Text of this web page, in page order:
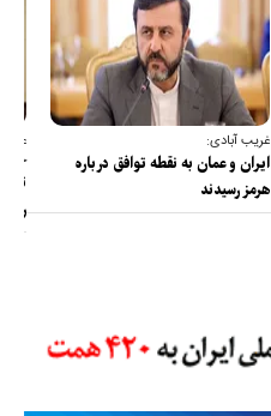
غریب آبادی:
ایران و عمان به نقطه توافق درباره
هرمز رسیدند
عضو
را